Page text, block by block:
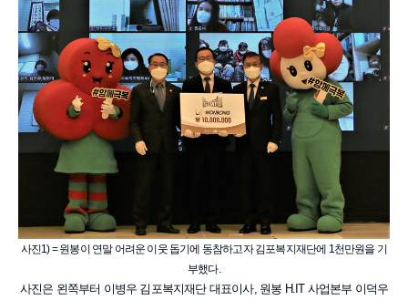
사진1) = 원봉이 연말 어려운 이웃 돕기에 동참하고자 김포복지재단에 1천만원을 기
부했다.
사진은 왼쪽부터 이병우 김포복지재단 대표이사, 원봉 H.IT 사업본부 이덕우